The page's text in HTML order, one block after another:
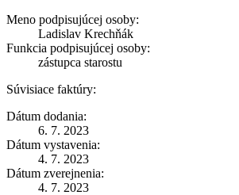
Meno podpisujúcej osoby:
Ladislav Krechňák
Funkcia podpisujúcej osoby:
zástupca starostu
Súvisiace faktúry:
Dátum dodania:
6. 7. 2023
Dátum vystavenia:
4. 7. 2023
Dátum zverejnenia:
4. 7. 2023